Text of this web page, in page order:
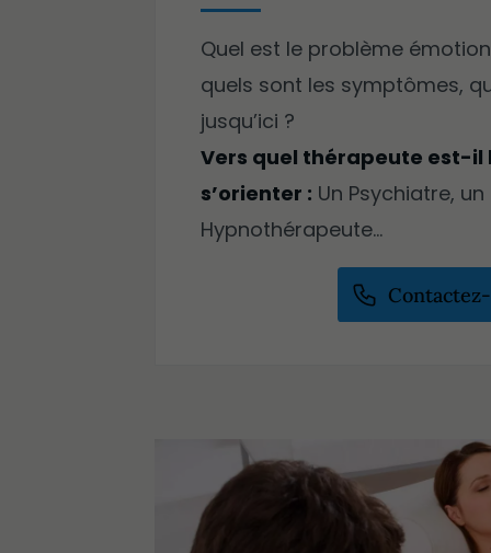
Quel est le problème
quels sont les symptômes,
jusqu’ici ?
Vers quel thérapeute est-il
s’orienter : Un Psychiatre,
Hypnothérapeute…